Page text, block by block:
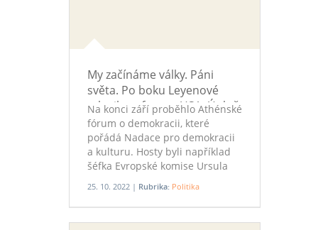
prostředky a navíc ji Joe Biden
ohlásil. A dostal se i k České
republice.
My začínáme války. Páni
světa. Po boku Leyenové
mluvil profesor z USA. Úplně
jinak
Na konci září proběhlo Athénské
fórum o demokracii, které
pořádá Nadace pro demokracii
a kulturu. Hosty byli například
šéfka Evropské komise Ursula
von der Leyenová nebo
ukrajinský prezident Volodymyr
Zelenskyj. Ale také například
ekonom a univerzitní profesor
25. 10. 2022 | Rubrika: Politika